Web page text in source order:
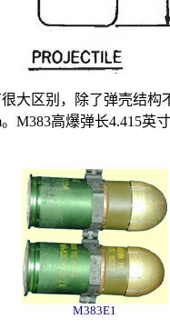
大区别，除了弹壳结
M383高爆弹长4.415英
M383E1